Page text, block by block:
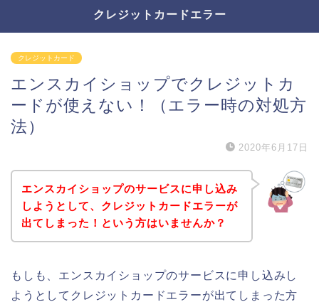
クレジットカードエラー
クレジットカード
エンスカイショップでクレジットカ
ードが使えない！（エラー時の対処方
法）
2020年6月17日
エンスカイショップのサービスに申し込み
しようとして、クレジットカードエラーが
出てしまった！という方はいませんか？
もしも、エンスカイショップのサービスに申し込みし
ようとしてクレジットカードエラーが出てしまった方